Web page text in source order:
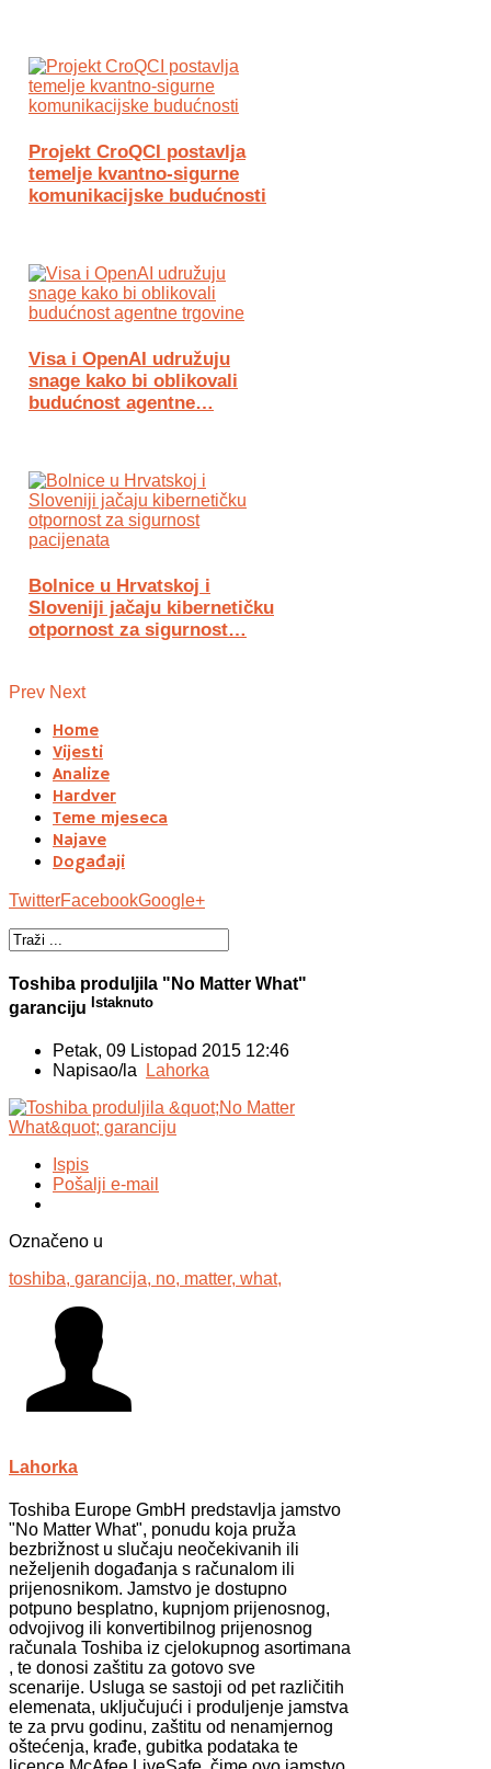
Projekt CroQCI postavlja
temelje kvantno-sigurne
komunikacijske budućnosti
Visa i OpenAI udružuju
snage kako bi oblikovali
budućnost agentne…
Bolnice u Hrvatskoj i
Sloveniji jačaju kibernetičku
otpornost za sigurnost…
Prev Next
Home
Vijesti
Analize
Hardver
Teme mjeseca
Najave
Događaji
TwitterFacebookGoogle+
Toshiba produljila "No Matter What"
garanciju Istaknuto
Petak, 09 Listopad 2015 12:46
Napisao/la Lahorka
Ispis
Pošalji e-mail
Označeno u
toshiba, garancija, no, matter, what,
Lahorka
Toshiba Europe GmbH predstavlja jamstvo
"No Matter What", ponudu koja pruža
bezbrižnost u slučaju neočekivanih ili
neželjenih događanja s računalom ili
prijenosnikom. Jamstvo je dostupno
potpuno besplatno, kupnjom prijenosnog,
odvojivog ili konvertibilnog prijenosnog
računala Toshiba iz cjelokupnog asortimana
, te donosi zaštitu za gotovo sve
scenarije. Usluga se sastoji od pet različitih
elemenata, uključujući i produljenje jamstva
te za prvu godinu, zaštitu od nenamjernog
oštećenja, krađe, gubitka podataka te